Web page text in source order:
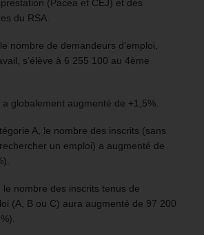
(Pacea et CEJ) et des
du RSA.
nombre de demandeurs d’emploi,
s’élève à 6 255 100 au 4ème
a globalement augmenté de +1,5%.
A, le nombre des inscrits (sans
un emploi) a augmenté de
le nombre des inscrits tenus de
(A, B ou C) aura augmenté de 97 200